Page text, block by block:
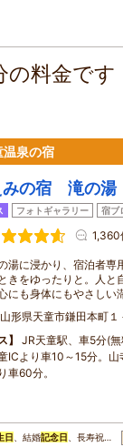
の料金で
温泉の宿
みの宿 滝の湯
フォトギャラリー 宿ブ
1,360
湯に浸かり、宿泊者専
きをゆったりと。人と
にも身体にもやさしい
山形県天童市鎌田本町１
JR天童駅、車5分(
ICより車10～15分。
車60分。
日 、結婚記念日 、長寿祝…